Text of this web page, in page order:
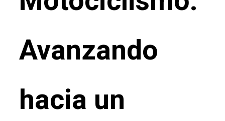
Avanzando
hacia un